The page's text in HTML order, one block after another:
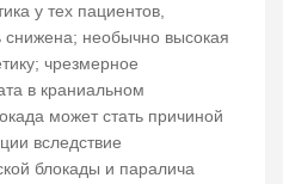
у тех пациентов,
необычно высокая
чрезмерное
в краниальном
может стать причиной
вследствие
блокады и паралича